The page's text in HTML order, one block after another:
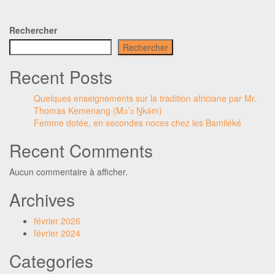
Rechercher
Rechercher
Recent Posts
Quelques enseignements sur la tradition africiane par Mr.
Thomas Kemenang (Mɔ’ɔ Ŋkǝ́m)
Femme dotée, en secondes noces chez les Bamiléké
Recent Comments
Aucun commentaire à afficher.
Archives
février 2026
février 2024
Categories